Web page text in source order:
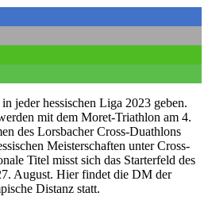
jeder hessischen Liga 2023 geben.
mit dem Moret-Triathlon am 4.
des Lorsbacher Cross-Duathlons
Meisterschaften unter Cross-
Titel misst sich das Starterfeld des
August. Hier findet die DM der
Distanz statt.